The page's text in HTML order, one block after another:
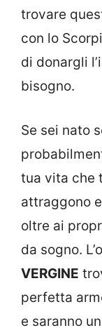
trovare
con lo
di donargli
bisogno.
Se sei nato
tua vita che
attraggono
oltre ai
da sogno.
VERGINE
perfetta
e saranno